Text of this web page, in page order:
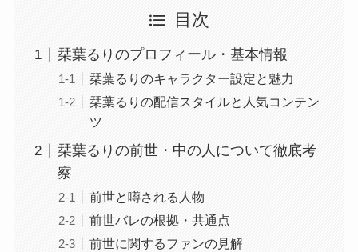
目次
栞葉るりのプロフィール・基本情報
栞葉るりのキャラクター設定と魅力
栞葉るりの配信スタイルと人気コンテン
ツ
栞葉るりの前世・中の人について徹底考
察
前世と噂される人物
前世バレの根拠・共通点
前世に関するファンの見解